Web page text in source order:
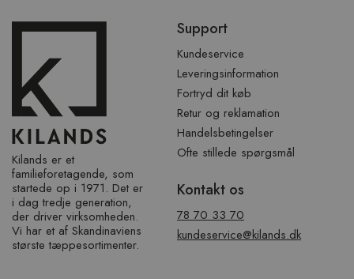
over
Kilands er et
familieforetagende, som
startede op i 1971. Det er
i dag tredje generation,
der driver virksomheden.
Vi har et af ​​Skandinaviens
største tæppesortimenter.
Support
Kundeservice
Leveringsinformation
Fortryd dit køb
Retur og reklamation
Handelsbetingelser
Ofte stillede spørgsmål
Kontakt os
78 70 33 70
kundeservice@kilands.dk